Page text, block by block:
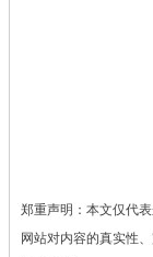
郑重声明：本文仅代
网站对内容的真实性